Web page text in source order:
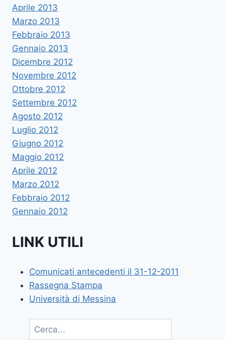
Aprile 2013
Marzo 2013
Febbraio 2013
Gennaio 2013
Dicembre 2012
Novembre 2012
Ottobre 2012
Settembre 2012
Agosto 2012
Luglio 2012
Giugno 2012
Maggio 2012
Aprile 2012
Marzo 2012
Febbraio 2012
Gennaio 2012
LINK UTILI
Comunicati antecedenti il 31-12-2011
Rassegna Stampa
Università di Messina